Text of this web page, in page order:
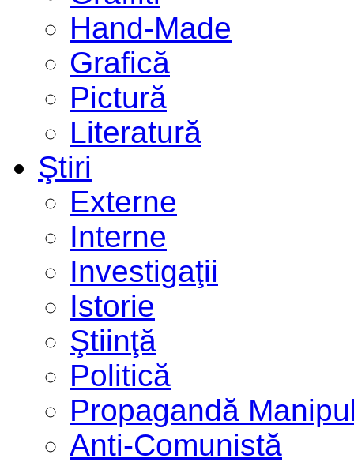
Hand-Made
Grafică
Pictură
Literatură
Ştiri
Externe
Interne
Investigaţii
Istorie
Ştiinţă
Politică
Propagandă
Anti-Comunistă